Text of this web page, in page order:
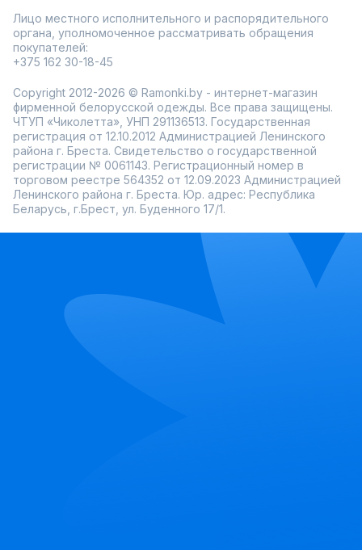
Лицо местного исполнительного и распорядительного
органа, уполномоченное рассматривать обращения
покупателей:
+375 162 30-18-45
Copyright 2012-2026 © Ramonki.by - интернет-магазин
фирменной белорусской одежды. Все права защищены.
ЧТУП «Чиколетта», УНП 291136513. Государственная
регистрация от 12.10.2012 Администрацией Ленинского
района г. Бреста. Свидетельство о государственной
регистрации № 0061143. Регистрационный номер в
торговом реестре 564352 от 12.09.2023 Администрацией
Ленинского района г. Бреста. Юр. адрес: Республика
Беларусь, г.Брест, ул. Буденного 17/1.